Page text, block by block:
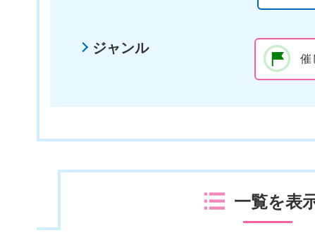
ジャンル
催
一覧を表